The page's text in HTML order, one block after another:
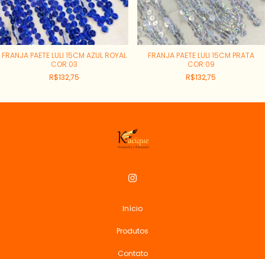
FRANJA PAETE LULI 15CM AZUL ROYAL
COR:03
R$132,75
FRANJA PAETE LULI 15CM PRATA
COR:09
R$132,75
Início
Produtos
Contato